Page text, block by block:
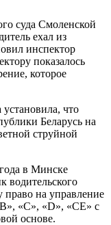
суда Смоленской
ехал из
инспектор
показалось
которое
что
Беларусь на
струйной
в Минске
водительского
право на управление
«С», «D», «СЕ» с
основе.